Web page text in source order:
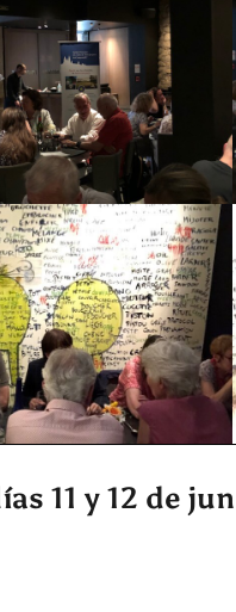
11 y 12 de